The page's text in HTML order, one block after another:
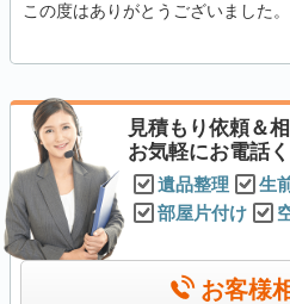
この度はありがとうございました。
見積もり依頼＆相
お気軽にお電話
遺品整理 生
部屋片付け
お客様